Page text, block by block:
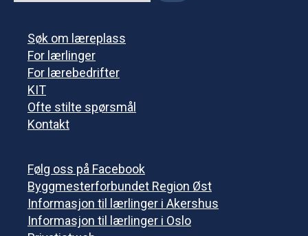
Søk om læreplass
For lærlinger
For lærebedrifter
KIT
Ofte stilte spørsmål
Kontakt
Følg oss på Facebook
Byggmesterforbundet Region Øst
Informasjon til lærlinger i Akershus
Informasjon til lærlinger i Oslo